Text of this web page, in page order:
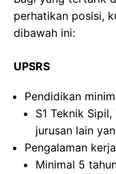
perhatikan posisi,
dibawah ini:
UPSRS
Pendidikan
S1 Teknik
jurusan lain
Pengalaman kerja
Minimal 5